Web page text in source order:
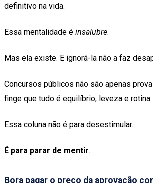
definitivo na vida.
Essa mentalidade é insalubre.
Mas ela existe. E ignorá-la não a faz
Concursos públicos não são apenas
finge que tudo é equilíbrio, leveza e
Essa coluna não é para desestimular.
É para parar de mentir.
Bora pagar o preço da aprovação